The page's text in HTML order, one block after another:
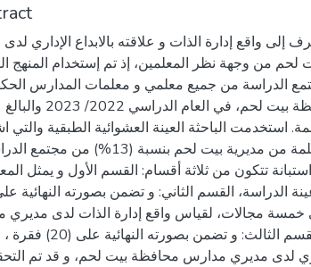
إلى واقع إدارة الذات و علاقته بالابداع الإداري
من وجهة نظر المعلمين، إذ تم إستخدام المنهج
الدراسة من جميع معلمي و معلمات المدارس
الخاصة في محافظة بيت لحم، في
استخدمت الباحثة العينة العشوائية الطبقية
على (382) معلم و معلمة من مديرية بيت لحم بنسبة (13%)
تتكون من ثلاثة أقسام: القسم الأول و يمثل
مجالات، لقياس واقع إدارة الذات لدى
محافظة بيت لحم، والقسم الثالث: و تضمن
لدى مديري مدارس محافظة بيت لحم، و قد تم